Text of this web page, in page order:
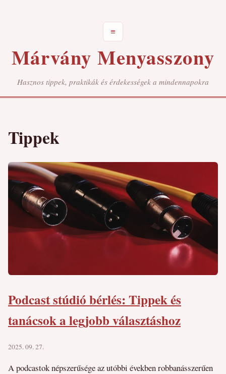
≡
Márvány Menyasszony
Hasznos tippek, praktikák és érdekességek a mindennapokra
Tippek
Podcast stúdió bérlés: Tippek és
tanácsok a legjobb választáshoz
2025. 09. 27.
A podcastok népszerűsége az utóbbi években robbanásszerűen